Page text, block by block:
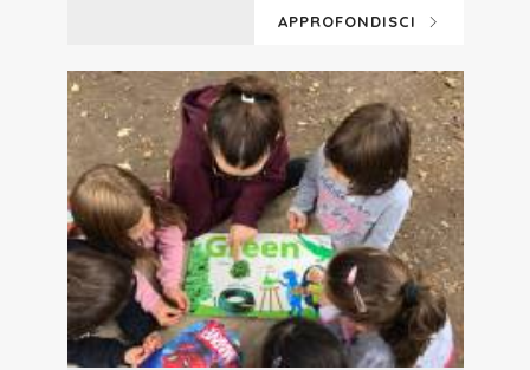
APPROFONDISCI